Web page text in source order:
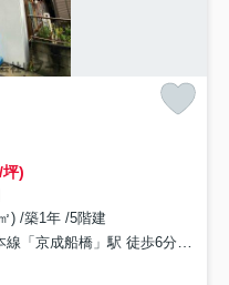
)
) /築1年 /5階建
線「京成船橋」駅 徒歩6分